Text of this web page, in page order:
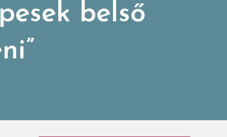
belső